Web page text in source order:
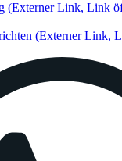
(Externer Link, Link
(Externer Link,